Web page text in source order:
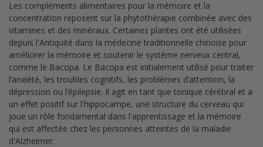
Les compléments alimentaires pour la mémoire et la
concentration reposent sur la phytothérapie combinée avec des
vitamines et des minéraux. Certaines plantes ont été utilisées
depuis l'Antiquité dans la médecine traditionnelle chinoise pour
améliorer la mémoire et soutenir le système nerveux central,
comme le Bacopa. Le Bacopa est initialement utilisé pour traiter
l’anxiété, les troubles cognitifs, les problèmes d’attention, la
dépression ou l’épilepsie. Il agit en tant que tonique cérébral et a
un effet positif sur l'hippocampe, une structure du cerveau qui
joue un rôle fondamental dans l'apprentissage et la mémoire
qui est affectée chez les personnes atteintes de la maladie
d'Alzheimer.